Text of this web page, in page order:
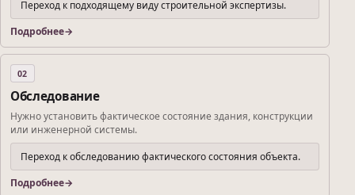
Переход к подходящему виду строительной экспертизы.
Подробнее
02
Обследование
Нужно установить фактическое состояние здания, конструкции
или инженерной системы.
Переход к обследованию фактического состояния объекта.
Подробнее